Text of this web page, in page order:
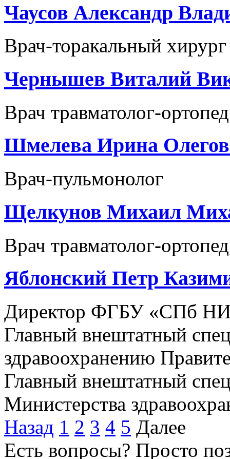
Чаусов Александр
Врач-торакальный хирург
Чернышев Виталий
Врач травматолог-ортопед
Шмелева Ирина
Врач-пульмонолог
Щелкунов Михаил
Врач травматолог-
Яблонский Петр
Директор ФГБУ «СПб
Главный внештатный
здравоохранению
Главный внештатный
Министерства
Назад 1 2 3 4 5 Далее
Есть вопросы? Просто